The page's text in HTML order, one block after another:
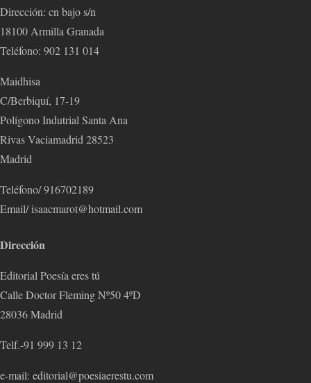
Dirección: cn bajo s/n
18100 Armilla Granada
Teléfono: 902 131 014
Maidhisa
C/Berbiquí, 17-19
Polígono Indutrial Santa Ana
Rivas Vaciamadrid 28523
Madrid
Teléfono/ 916702189
Email/ isaacmarot@hotmail.com
Dirección
Editorial Poesía eres tú
Calle Doctor Fleming Nº50 4ºD
28036 Madrid
Telf.-91 999 13 12
e-mail: editorial@poesiaerestu.com